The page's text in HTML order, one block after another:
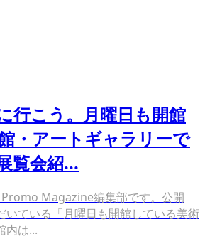
行こう。月曜日も開館
・アートギャラリーで
覧会紹...
Promo Magazine編集部です。公開
いている「月曜日も開館している美術
内は...